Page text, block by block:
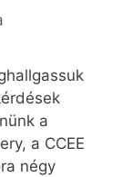
a
a CCEE
négy